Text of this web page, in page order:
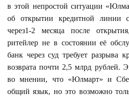
в этой непростой ситуации
об открытии кредитной линии
через1-2 месяца после
ритейлер не в состоянии её
банк через суд требует разрыва
возврата почти 2,5 млрд рублей.
во мнении, что «Юлмарт» и
общий язык, но это возможно